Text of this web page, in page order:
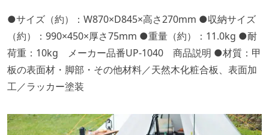
●サイズ（約）：W870×D845×高さ270mm ●収納サイズ
（約）：990×450×厚さ75mm ●重量（約）：11.0kg ●耐
荷重：10kg メーカー品番UP-1040 商品説明 ●材質：甲
板の表面材・脚部・その他材料／天然木化粧合板、表面加
工／ラッカー塗装